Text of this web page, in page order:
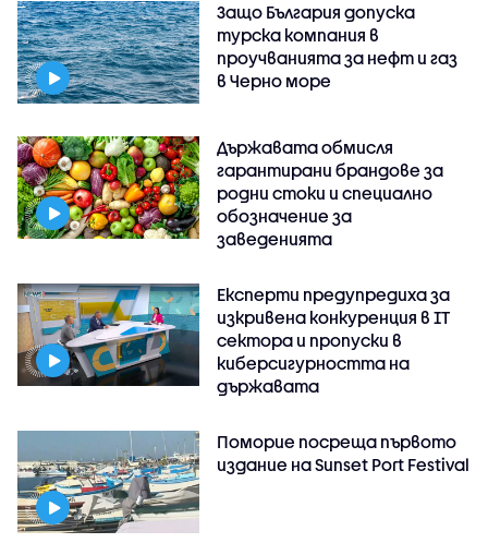
Защо България допуска
турска компания в
проучванията за нефт и газ
в Черно море
Държавата обмисля
гарантирани брандове за
родни стоки и специално
обозначение за
заведенията
Експерти предупредиха за
изкривена конкуренция в IT
сектора и пропуски в
киберсигурността на
държавата
Поморие посреща първото
издание на Sunset Port Festival